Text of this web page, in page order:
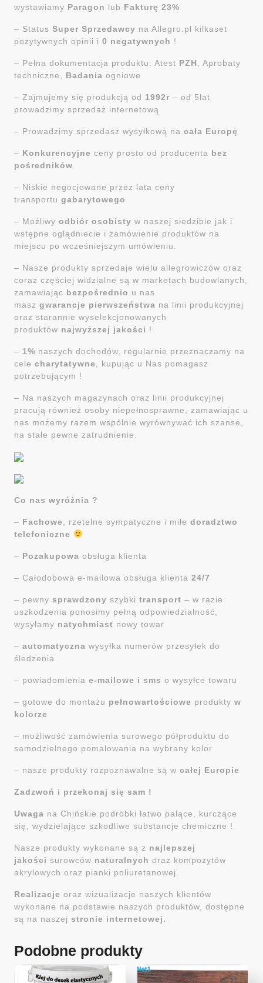
wystawiamy Paragon lub Fakturę 23%
– Status Super Sprzedawcy na Allegro.pl kilkaset
pozytywnych opinii i 0 negatywnych !
– Pełna dokumentacja produktu: Atest PZH
, Aprobaty
techniczne, Badania ogniowe
– Zajmujemy się produkcją od 1992r – od 5lat
prowadzimy sprzedaż internetową
– Prowadzimy sprzedasz wysyłkową na cała Europę
– Konkurencyjne ceny prosto od producenta bez
pośredników
– Niskie negocjowane przez lata ceny
transportu gabarytowego
– Możliwy odbiór osobisty w naszej siedzibie jak i
wstępne oglądniecie i zamówienie produktów na
miejscu po wcześniejszym umówieniu.
– Nasze produkty sprzedaje wielu allegrowiczów oraz
coraz częściej widzialne są w marketach budowlanych,
zamawiając bezpośrednio u nas
masz gwarancje pierwszeństwa na linii produkcyjnej
oraz starannie wyselekcjonowanych
produktów najwyższej jakości !
– 1% naszych dochodów, regularnie przeznaczamy na
cele charytatywne
, kupując u Nas pomagasz
potrzebującym !
– Na naszych magazynach oraz linii produkcyjnej
pracują również osoby niepełnosprawne, zamawiając u
nas możemy razem wspólnie wyrównywać ich szanse,
na stałe pewne zatrudnienie.
Co nas wyróżnia ?
– Fachowe , rzetelne sympatyczne i miłe doradztwo
telefoniczne
– Pozakupowa obsługa klienta
– Całodobowa e-mailowa obsługa klienta 24/7
– pewny sprawdzony szybki transport – w razie
uszkodzenia ponosimy pełną odpowiedzialność,
wysyłamy natychmiast nowy towar
– automatyczna wysyłka numerów przesyłek do
śledzenia
– powiadomienia e-mailowe i sms o wysyłce towaru
– gotowe do montażu pełnowartościowe produkty w
kolorze
– możliwość zamówienia surowego półproduktu do
samodzielnego pomalowania na wybrany kolor
– nasze produkty rozpoznawalne są w całej Europie
Zadzwoń i przekonaj się sam !
Uwaga na Chińskie podróbki łatwo palące, kurczące
się, wydzielające szkodliwe substancje chemiczne !
Nasze produkty wykonane są z najlepszej
jakości surowców naturalnych oraz kompozytów
akrylowych oraz pianki poliuretanowej.
Realizacje oraz wizualizacje naszych klientów
wykonane na podstawie naszych produktów, dostępne
są na naszej stronie internetowej.
Podobne produkty